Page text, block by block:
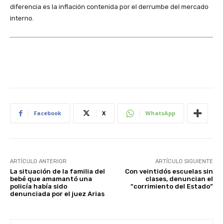
diferencia es la inflación contenida por el derrumbe del mercado
interno.
Facebook X WhatsApp
ARTÍCULO ANTERIOR
La situación de la familia del
bebé que amamantó una
policía había sido
denunciada por el juez Arias
ARTÍCULO SIGUIENTE
Con veintidós escuelas sin
clases, denuncian el
“corrimiento del Estado”